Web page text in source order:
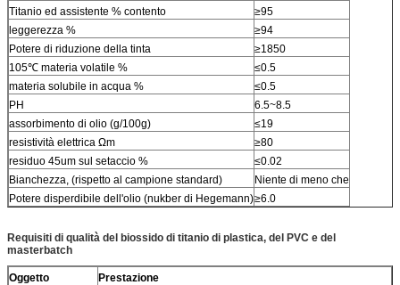
Titanio ed assistente % contento
≥95
leggerezza %
≥94
Potere di riduzione della tinta
≥1850
105℃ materia volatile %
≤0.5
materia solubile in acqua %
≤0.5
PH
6.5~8.5
assorbimento di olio (g/100g)
≤19
resistività elettrica Ωm
≥80
residuo 45um sul setaccio %
≤0.02
Bianchezza, (rispetto al campione standard)
Niente di meno che
Potere disperdibile dell'olio (nukber di Hegemann)≥6.0
Requisiti di qualità del biossido di titanio di plastica, del PVC e del
masterbatch
Oggetto
Prestazione